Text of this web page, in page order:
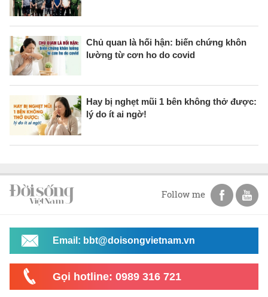
Chủ quan là hối hận: biến chứng khôn
lường từ cơn ho do covid
Hay bị nghẹt mũi 1 bên không thở được:
lý do ít ai ngờ!
Follow me
Email: bbt@doisongvietnam.vn
Gọi hotline: 0989 316 721